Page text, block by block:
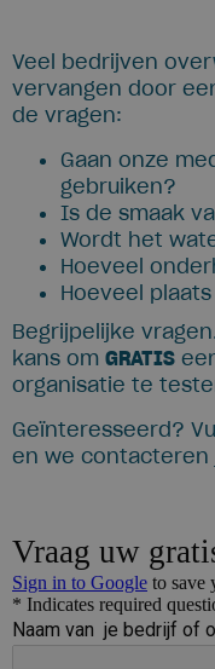
Veel bedrijven
vervangen door
de vragen:
Gaan onze
gebruiken?
Is de smaak
Wordt het
Hoeveel
Hoeveel
Begrijpelijke
kans om GRATIS
organisatie te
Geïnteresseerd?
en we contacteren